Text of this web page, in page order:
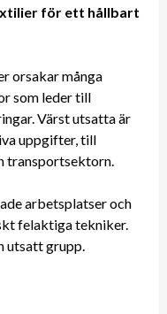
för ett hållbart
orsakar många
som leder till
Värst utsatta är
uppgifter, till
transportsektorn.
arbetsplatser och
felaktiga tekniker.
utsatt grupp.